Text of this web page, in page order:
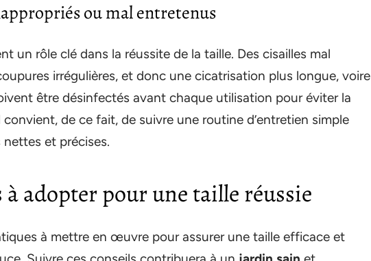
ou mal entretenus
un rôle clé dans la réussite de la taille. Des cisailles mal
irrégulières, et donc une cicatrisation plus longue, voire
être désinfectés avant chaque utilisation pour éviter la
de ce fait, de suivre une routine d’entretien simple
et précises.
à adopter pour une taille réussie
à mettre en œuvre pour assurer une taille efficace et